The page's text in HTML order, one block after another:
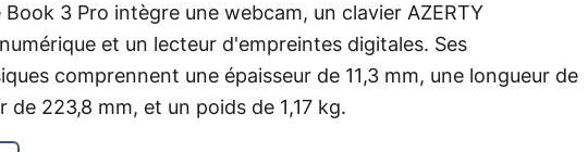
Book 3 Pro intègre une webcam, un clavier AZERTY
et un lecteur d'empreintes digitales. Ses
comprennent une épaisseur de 11,3 mm, une longueur de
de 223,8 mm, et un poids de 1,17 kg.